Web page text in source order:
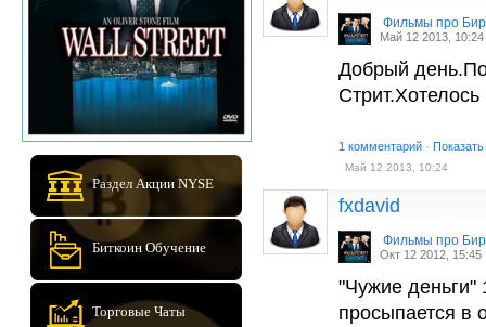
Раздел Акции NYSE
Биткоин Обучение
Торговые Чаты
Фильмы про
Май 12 2013, 10:24
Добрый
1 комментарий ·
Май 12 2013, 10:24
fxdavid
Фильмы про
Окт 12 2012, 15:45
"Чужие деньги"
просыпается в